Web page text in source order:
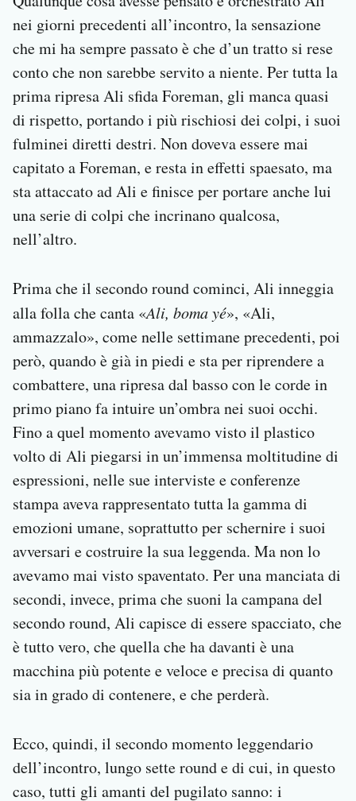
nei giorni precedenti all’incontro, la sensazione
che mi ha sempre passato è che d’un tratto si rese
conto che non sarebbe servito a niente. Per tutta la
prima ripresa Ali sfida Foreman, gli manca quasi
di rispetto, portando i più rischiosi dei colpi, i suoi
fulminei diretti destri. Non doveva essere mai
capitato a Foreman, e resta in effetti spaesato, ma
sta attaccato ad Ali e finisce per portare anche lui
una serie di colpi che incrinano qualcosa,
nell’altro.
Prima che il secondo round cominci, Ali inneggia
alla folla che canta «Ali, boma yé», «Ali,
ammazzalo», come nelle settimane precedenti, poi
però, quando è già in piedi e sta per riprendere a
combattere, una ripresa dal basso con le corde in
primo piano fa intuire un’ombra nei suoi occhi.
Fino a quel momento avevamo visto il plastico
volto di Ali piegarsi in un’immensa moltitudine di
espressioni, nelle sue interviste e conferenze
stampa aveva rappresentato tutta la gamma di
emozioni umane, soprattutto per schernire i suoi
avversari e costruire la sua leggenda. Ma non lo
avevamo mai visto spaventato. Per una manciata di
secondi, invece, prima che suoni la campana del
secondo round, Ali capisce di essere spacciato, che
è tutto vero, che quella che ha davanti è una
macchina più potente e veloce e precisa di quanto
sia in grado di contenere, e che perderà.
Ecco, quindi, il secondo momento leggendario
dell’incontro, lungo sette round e di cui, in questo
caso, tutti gli amanti del pugilato sanno: i